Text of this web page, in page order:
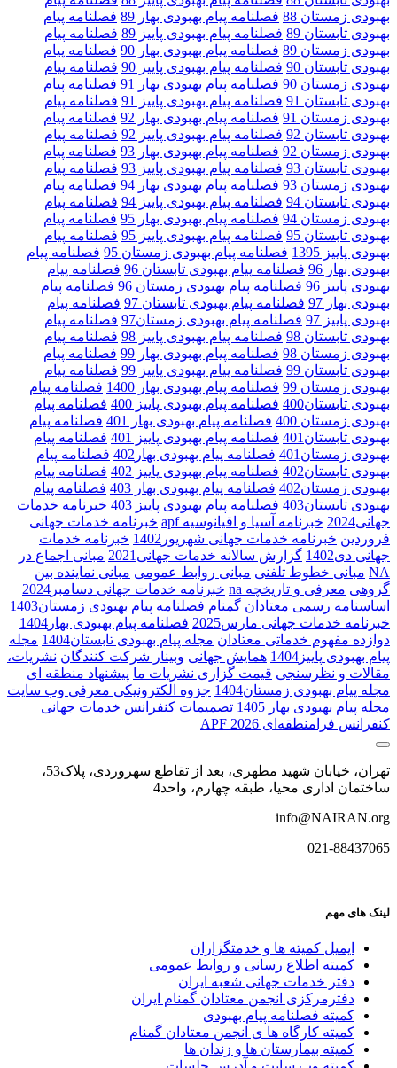
بهبودی زمستان 88
فصلنامه پیام بهبودی بهار 89
فصلنامه پیام
بهبودی تابستان 89
فصلنامه پیام بهبودی پاییز 89
فصلنامه پیام
بهبودی زمستان 89
فصلنامه پیام بهبودی بهار 90
فصلنامه پیام
بهبودی تابستان 90
فصلنامه پیام بهبودی پاییز 90
فصلنامه پیام
بهبودی زمستان 90
فصلنامه پیام بهبودی بهار 91
فصلنامه پیام
بهبودی تابستان 91
فصلنامه پیام بهبودی پاییز 91
فصلنامه پیام
بهبودی زمستان 91
فصلنامه پیام بهبودی بهار 92
فصلنامه پیام
بهبودی تابستان 92
فصلنامه پیام بهبودی پاییز 92
فصلنامه پیام
بهبودی زمستان 92
فصلنامه پیام بهبودی بهار 93
فصلنامه پیام
بهبودی تابستان 93
فصلنامه پیام بهبودی پاییز 93
فصلنامه پیام
بهبودی زمستان 93
فصلنامه پیام بهبودی بهار 94
فصلنامه پیام
بهبودی تابستان 94
فصلنامه پیام بهبودی پاییز 94
فصلنامه پیام
بهبودی زمستان 94
فصلنامه پیام بهبودی بهار 95
فصلنامه پیام
بهبودی تابستان 95
فصلنامه پیام بهبودی پاییز 95
فصلنامه پیام
بهبودی پاییز 1395
فصلنامه پیام بهبودی زمستان 95
فصلنامه پیام
بهبودی بهار 96
فصلنامه پیام بهبودی تابستان 96
فصلنامه پیام
بهبودی پاییز 96
فصلنامه پیام بهبودی زمستان 96
فصلنامه پیام
بهبودی بهار 97
فصلنامه پیام بهبودی تابستان 97
فصلنامه پیام
بهبودی پاییز 97
فصلنامه پیام بهبودی زمستان97
فصلنامه پیام
بهبودی تابستان 98
فصلنامه پیام بهبودی پاییز 98
فصلنامه پیام
بهبودی زمستان 98
فصلنامه پیام بهبودی بهار 99
فصلنامه پیام
بهبودی تابستان 99
فصلنامه پیام بهبودی پاییز 99
فصلنامه پیام
بهبودی زمستان 99
فصلنامه پیام بهبودی بهار 1400
فصلنامه پیام
بهبودی تابستان400
فصلنامه پیام بهبودی پاییز 400
فصلنامه پیام
بهبودی زمستان 400
فصلنامه پیام بهبودی بهار 401
فصلنامه پیام
بهبودی تابستان401
فصلنامه پیام بهبودی پاییز 401
فصلنامه پیام
بهبودی زمستان401
فصلنامه پیام بهبودی بهار402
فصلنامه پیام
بهبودی تابستان402
فصلنامه پیام بهبودی پاییز 402
فصلنامه پیام
بهبودی زمستان402
فصلنامه پیام بهبودی بهار 403
فصلنامه پیام
بهبودی تابستان403
فصلنامه پیام بهبودی پاییز 403
خبرنامه خدمات
جهانی2024
خبرنامه آسیا و اقیانوسیه apf
خبرنامه خدمات جهانی
فروردین خبرنامه خدمات جهانی شهریور1402
خبرنامه خدمات
جهانی دی1402
گزارش سالانه خدمات جهانی2021
مبانی اجماع در
NA مبانی خطوط تلفنی مبانی روابط عمومی مبانی نماینده بین
گروهی معرفی و تاریخچه na
خبرنامه خدمات جهانی دسامبر2024
اساسنامه رسمی معتادان گمنام فصلنامه پیام بهبودی زمستان1403
خبرنامه خدمات جهانی مارس2025
فصلنامه پیام بهبودی بهار1404
دوازده مفهوم خدماتی معتادان مجله پیام بهبودی تابستان1404
مجله
پیام بهبودی پاییز1404
همایش جهانی وبینار شرکت کنندگان نشریات،
مقالات و نظرسنجی قیمت گزاری نشریات ما پیشنهاد منطقه ای
مجله پیام بهبودی زمستان1404
جزوه الکترونیکی معرفی وب سایت
مجله پیام بهبودی بهار 1405
تصمیمات کنفرانس خدمات جهانی
کنفرانس فرا‌منطقه‌ای APF 2026
تهران، خیابان شهید مطهری، بعد از تقاطع سهروردی، پلاک53،
ساختمان اداری محیا، طبقه چهارم، واحد4
info@NAIRAN.org
021-88437065
لینک های مهم
ایمیل کمیته ها و خدمتگزاران
کميته اطلاع رسانی و روابط عمومی
دفتر خدمات جهانی شعبه ايران
دفترمرکزی انجمن معتادان گمنام ایران
کمیته فصلنامه پیام بهبودی
کمیته کارگاه ها ی انجمن معتادان گمنام
کمیته بیمارستان ها و زندان ها